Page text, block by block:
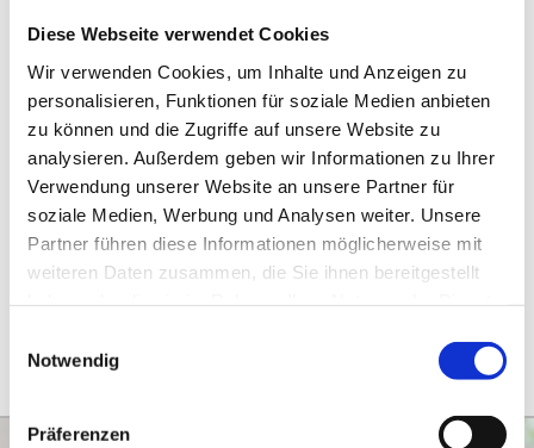
Diese Webseite verwendet Cookies
Wir verwenden Cookies, um Inhalte und Anzeigen zu
personalisieren, Funktionen für soziale Medien anbieten
zu können und die Zugriffe auf unsere Website zu
analysieren. Außerdem geben wir Informationen zu Ihrer
Verwendung unserer Website an unsere Partner für
soziale Medien, Werbung und Analysen weiter. Unsere
Partner führen diese Informationen möglicherweise mit
weiteren Daten zusammen, die Sie ihnen bereitgestellt
Notwendig
Präferenzen
Zur Infektprophylaxe und Stärkung der Abwehrlage ist
das tägliche Spielen draussen zu empfehlen.
Es kostet sicher manchmal etwas Überwindung wenn
es regnerisch und kalt ist. Den Kindern macht dies in
der Regel wenig aus. Sie profitieren vom Spielen in der
Natur, mit Matsch, Sand und Wasser.
Sie sollten sich auch schmutzig machen dürfen. Nur so